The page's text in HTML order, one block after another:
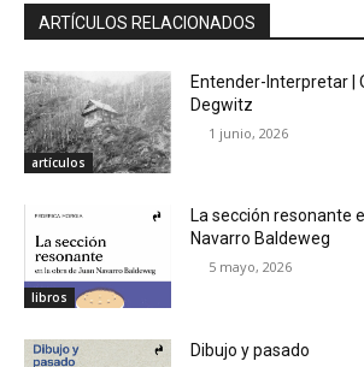
ARTÍCULOS RELACIONADOS
artículos
Entender-Interpretar |
Degwitz
1 junio, 2026
libros
La sección resonante
Navarro Baldeweg
5 mayo, 2026
Dibujo y pasado